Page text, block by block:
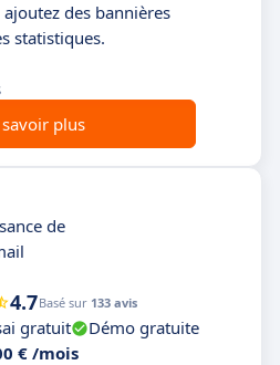
des bannières
statistiques.
savoir plus
de
4.7Basé sur 133 avis
gratuit
Démo gratuite
€ /mois